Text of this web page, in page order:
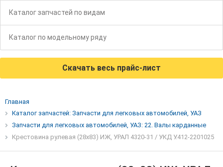
Каталог запчастей по видам
Каталог по модельному ряду
Скачать весь прайс-лист
Главная
Каталог запчастей: Запчасти для легковых автомобилей, УАЗ
Запчасти для легковых автомобилей, УАЗ: 22. Валы карданные
Крестовина рулевая (28х83) ИЖ, УРАЛ 4320-31 / УКД У.412-2201025